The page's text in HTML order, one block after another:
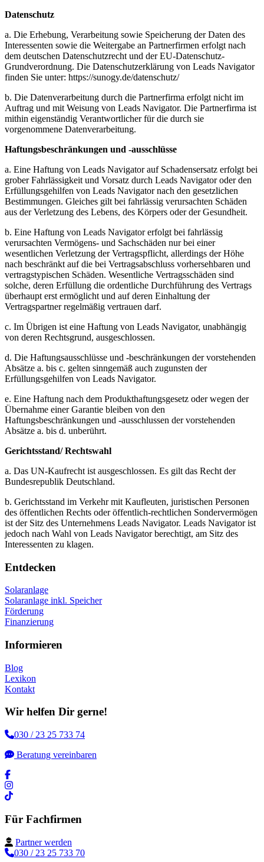
Datenschutz
a. Die Erhebung, Verarbeitung sowie Speicherung der Daten des
Interessenten sowie die Weitergabe an Partnerfirmen erfolgt nach
dem deutschen Datenschutzrecht und der EU-Datenschutz-
Grundverordnung. Die Datenschutzerklärung von Leads Navigator
finden Sie unter: https://sunogy.de/datenschutz/
b. Die Datenverarbeitung durch die Partnerfirma erfolgt nicht im
Auftrag und mit Weisung von Leads Navigator. Die Partnerfirma ist
mithin eigenständig Verantwortlicher für die durch sie
vorgenommene Datenverarbeitung.
Haftungsbeschränkungen und -ausschlüsse
a. Eine Haftung von Leads Navigator auf Schadensersatz erfolgt bei
grober Fahrlässigkeit und Vorsatz durch Leads Navigator oder den
Erfüllungsgehilfen von Leads Navigator nach den gesetzlichen
Bestimmungen. Gleiches gilt bei fahrlässig verursachten Schäden
aus der Verletzung des Lebens, des Körpers oder der Gesundheit.
b. Eine Haftung von Leads Navigator erfolgt bei fahrlässig
verursachten Vermögens- und Sachschäden nur bei einer
wesentlichen Verletzung der Vertragspflicht, allerdings der Höhe
nach beschränkt auf die bei Vertragsabschluss vorhersehbaren und
vertragstypischen Schäden. Wesentliche Vertragsschäden sind
solche, deren Erfüllung die ordentliche Durchführung des Vertrags
überhaupt erst ermöglicht und auf deren Einhaltung der
Vertragspartner regelmäßig vertrauen darf.
c. Im Übrigen ist eine Haftung von Leads Navigator, unabhängig
von deren Rechtsgrund, ausgeschlossen.
d. Die Haftungsausschlüsse und -beschränkungen der vorstehenden
Absätze a. bis c. gelten sinngemäß auch zugunsten der
Erfüllungsgehilfen von Leads Navigator.
e. Eine Haftung nach dem Produkthaftungsgesetz oder wegen der
Übernahme einer Garantie bleiben von den
Haftungsbeschränkungen und -ausschlussen der vorstehenden
Absätze a. bis d. unberührt.
Gerichtsstand/ Rechtswahl
a. Das UN-Kaufrecht ist ausgeschlossen. Es gilt das Recht der
Bundesrepublik Deutschland.
b. Gerichtsstand im Verkehr mit Kaufleuten, juristischen Personen
des öffentlichen Rechts oder öffentlich-rechtlichen Sondervermögen
ist der Sitz des Unternehmens Leads Navigator. Leads Navigator ist
jedoch nach Wahl von Leads Navigator berechtigt, am Sitz des
Interessenten zu klagen.
Entdecken
Solaranlage
Solaranlage inkl. Speicher
Förderung
Finanzierung
Informieren
Blog
Lexikon
Kontakt
Wir helfen Dir gerne!
030 / 23 25 733 74
Beratung vereinbaren
Für Fachfirmen
Partner werden
030 / 23 25 733 70